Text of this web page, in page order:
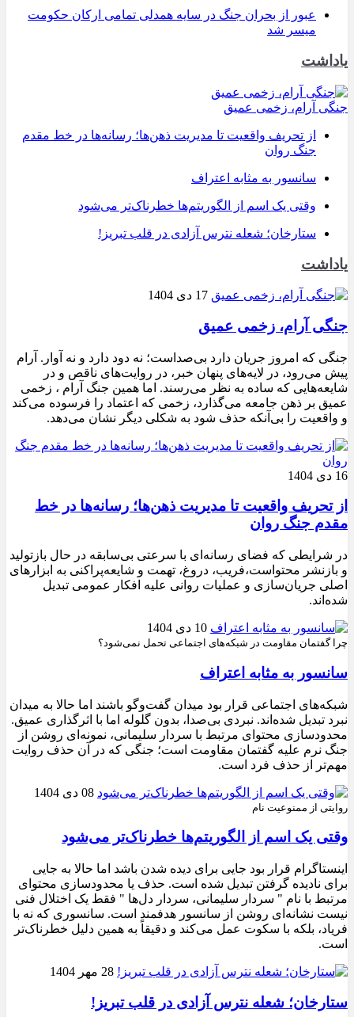
عبور از بحران جنگ در سایه همدلی تمامی ارکان حکومت
میسر شد
یاداشت
جنگی آرام، زخمی عمیق
از تحریف واقعیت تا مدیریت ذهن‌ها؛ رسانه‌ها در خط مقدم
جنگ روان
سانسور به مثابه اعتراف
وقتی یک اسم از الگوریتم‌ها خطرناک‌تر می‌شود
ستارخان؛ شعله نترس آزادی در قلب تبریز!
یاداشت
17 دی 1404
جنگی آرام، زخمی عمیق
جنگی که امروز جریان دارد بی‌صداست؛ نه دود دارد و نه آوار. آرام
پیش می‌رود، در لایه‌های پنهان خبر، در روایت‌های ناقص و در
شایعه‌هایی که ساده به نظر می‌رسند. اما همین جنگ آرام ، زخمی
عمیق بر ذهن جامعه می‌گذارد، زخمی که اعتماد را فرسوده می‌کند
و واقعیت را بی‌آنکه حذف شود به شکلی دیگر نشان می‌دهد.
16 دی 1404
از تحریف واقعیت تا مدیریت ذهن‌ها؛ رسانه‌ها در خط
مقدم جنگ روان
در شرایطی که فضای رسانه‌ای با سرعتی بی‌سابقه در حال بازتولید
و بازنشر محتواست،فریب، دروغ، تهمت و شایعه‌پراکنی به ابزارهای
اصلی جریان‌سازی و عملیات روانی علیه افکار عمومی تبدیل
شده‌اند.
10 دی 1404
چرا گفتمان مقاومت در شبکه‌های اجتماعی تحمل نمی‌شود؟
سانسور به مثابه اعتراف
شبکه‌های اجتماعی قرار بود میدان گفت‌وگو باشند اما حالا به میدان
نبرد تبدیل شده‌اند. نبردی بی‌صدا، بدون گلوله اما با اثرگذاری عمیق.
محدودسازی محتوای مرتبط با سردار سلیمانی، نمونه‌ای روشن از
جنگ نرم علیه گفتمان مقاومت است؛ جنگی که در آن حذف روایت
مهم‌تر از حذف فرد است.
08 دی 1404
روایتی از ممنوعیت نام
وقتی یک اسم از الگوریتم‌ها خطرناک‌تر می‌شود
اینستاگرام قرار بود جایی برای دیده شدن باشد اما حالا به جایی
برای نادیده گرفتن تبدیل شده است. حذف یا محدودسازی محتوای
مرتبط با نام " سردار سلیمانی، سردار دل‌ها " فقط یک اختلال فنی
نیست نشانه‌ای روشن از سانسور هدفمند است. سانسوری که نه با
فریاد، بلکه با سکوت عمل می‌کند و دقیقاً به همین دلیل خطرناک‌تر
است.
28 مهر 1404
ستارخان؛ شعله نترس آزادی در قلب تبریز!